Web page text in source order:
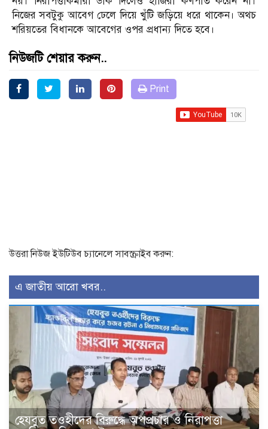
নিজের সবটুকু আবেগ ঢেলে দিয়ে খুঁটি জড়িয়ে ধরে থাকেন। অথচ
শরিয়তের বিধানকে আবেগের ওপর প্রধান্য দিতে হবে।
নিউজটি শেয়ার করুন..
Print
উত্তরা নিউজ ইউটিউব চ্যানেলে সাবস্ক্রাইব করুন:
এ জাতীয় আরো খবর..
হেযবুত তওহীদের বিরুদ্ধে অপপ্রচার ও নিরাপত্তা